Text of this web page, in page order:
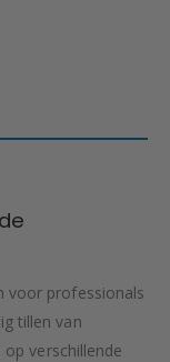
voor professionals
tillen van
verschillende